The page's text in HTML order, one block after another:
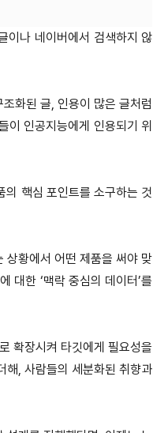
이나 네이버에서 검색하지 않
화된 글, 인용이 많은 글처럼
이 인공지능에게 인용되기 위
의 핵심 포인트를 소구하는 것
상황에서 어떤 제품을 써야 맞
대한 ‘맥락 중심의 데이터’를
확장시켜 타깃에게 필요성을
해, 사람들의 세분화된 취향과